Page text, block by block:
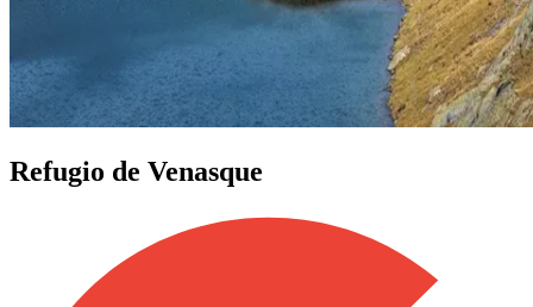
Refugio de Venasque